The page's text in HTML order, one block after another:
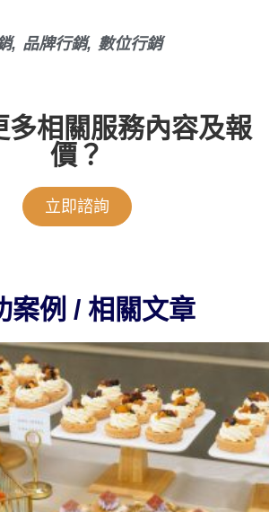
, 品牌行銷, 數位行銷
多相關服務內容及報
價？
立即諮詢
案例 / 相關文章